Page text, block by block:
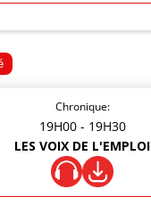
Chronique:
19H00 - 19H30
LES VOIX DE L'EMPLOI